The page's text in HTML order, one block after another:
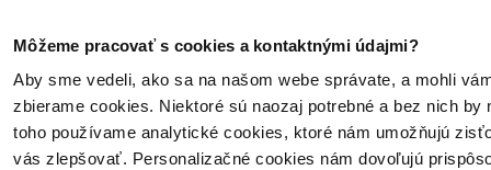
Môžeme pracovať s cookies a kontaktnými údajmi?
Aby sme vedeli, ako sa na našom webe správate, a mohli
zbierame cookies. Niektoré sú naozaj potrebné a bez nich
toho používame analytické cookies, ktoré nám umožňujú
vás zlepšovať. Personalizačné cookies nám dovoľujú
Poukážky Kontakt